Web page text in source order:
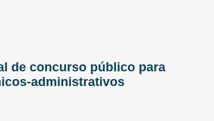
de concurso público para
administrativos